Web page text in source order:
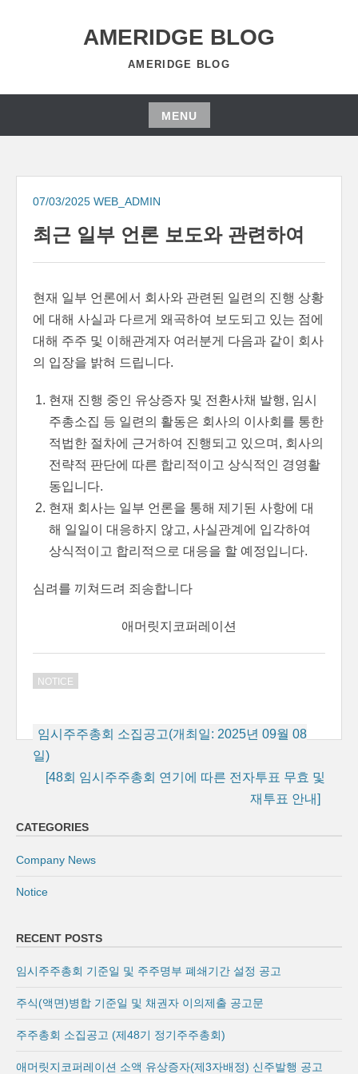
AMERIDGE BLOG
AMERIDGE BLOG
MENU
Skip
content
07/03/2025 WEB_ADMIN
최근 일부 언론 보도와 관련하여
현재 일부 언론에서 회사와 관련된 일련의 진행 상황
에 대해 사실과 다르게 왜곡하여 보도되고 있는 점에
대해 주주 및 이해관계자 여러분게 다음과 같이 회사
의 입장을 밝혀 드립니다.
현재 진행 중인 유상증자 및 전환사채 발행, 임시
주총소집 등 일련의 활동은 회사의 이사회를 통한
적법한 절차에 근거하여 진행되고 있으며, 회사의
전략적 판단에 따른 합리적이고 상식적인 경영활
동입니다.
현재 회사는 일부 언론을 통해 제기된 사항에 대
해 일일이 대응하지 않고, 사실관계에 입각하여
상식적이고 합리적으로 대응을 할 예정입니다.
심려를 끼쳐드려 죄송합니다
애머릿지코퍼레이션
NOTICE
Post
navigation
임시주주총회 소집공고(개최일: 2025년 09월 08
일)
[48회 임시주주총회 연기에 따른 전자투표 무효 및
재투표 안내]
CATEGORIES
Company News
Notice
RECENT POSTS
임시주주총회 기준일 및 주주명부 폐쇄기간 설정 공고
주식(액면)병합 기준일 및 채권자 이의제출 공고문
주주총회 소집공고 (제48기 정기주주총회)
애머릿지코퍼레이션 소액 유상증자(제3자배정) 신주발행 공고